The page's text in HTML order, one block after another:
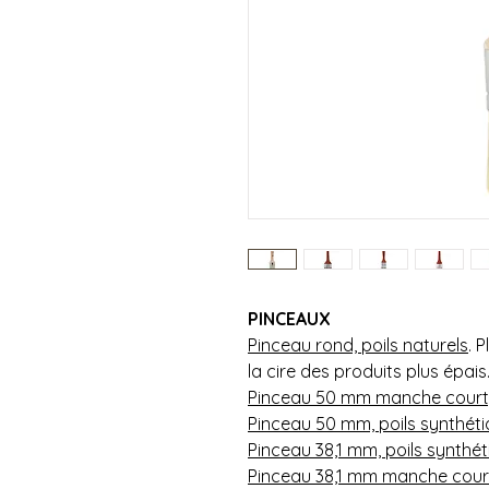
PINCEAUX
Pinceau rond, poils naturels.
la cire des produits plus épais.
Pinceau 50 mm manche
Pinceau 50 mm, poils
Pinceau 38,1 mm, poils
Pinceau 38,1 mm manche